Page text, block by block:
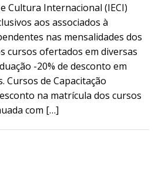
Cultura Internacional (IECI)
aos associados à
nas mensalidades dos
cursos ofertados em diversas
-20% de desconto em
Cursos de Capacitação
na matrícula dos cursos
com […]